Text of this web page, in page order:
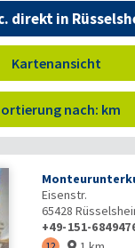
direkt in
Kartenansicht
nach: km
Eisenstr.
65428
+49-151-